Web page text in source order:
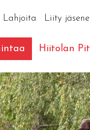
Lahjoita Liity
Hiitolan